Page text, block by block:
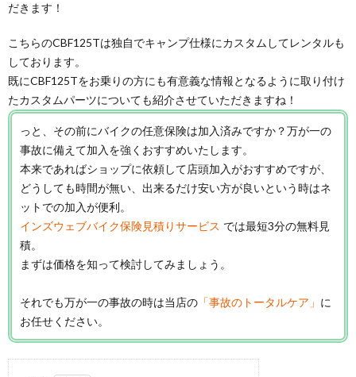
だきます！
こちらのCBF125Tは独自でキャンプ仕様にカスタムしてレンタルも
しております。
既にCBF125Tをお乗りの方にも有意義な情報となるように取り付け
たカスタムパーツについても紹介させていただきますね！
っと、その前にバイクの任意保険は加入済みですか？万が一の
事故に備えて加入を強くおすすめいたします。
本来であればショップに依頼して店頭加入がおすすめですが、
どうしても時間が無い、出来るだけ安い方が良いという時はネ
ットでの加入が便利。
インズウェブバイク保険見積りサービス では最短3分の無料見
積。
まずは価格を知って検討してみましょう。
それでも万が一の事故の時は当店の 「事故のトータルケア」 に
お任せください。